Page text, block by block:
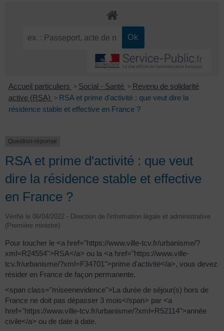
Accueil particuliers > Social - Santé > Revenu de solidarité
active (RSA) > RSA et prime d'activité : que veut dire la
résidence stable et effective en France ?
Question-réponse
RSA et prime d'activité : que veut
dire la résidence stable et effective
en France ?
Vérifié le 06/04/2022 - Direction de l'information légale et administrative
(Première ministre)
Pour toucher le <a href="https://www.ville-tcv.fr/urbanisme/?
xml=R24554">RSA</a> ou la <a href="https://www.ville-
tcv.fr/urbanisme/?xml=F34701">prime d'activité</a>, vous devez
résider en France de façon permanente.
<span class="miseenevidence">La durée de séjour(s) hors de
France ne doit pas dépasser 3 mois</span> par <a
href="https://www.ville-tcv.fr/urbanisme/?xml=R52114">année
civile</a> ou de date à date.